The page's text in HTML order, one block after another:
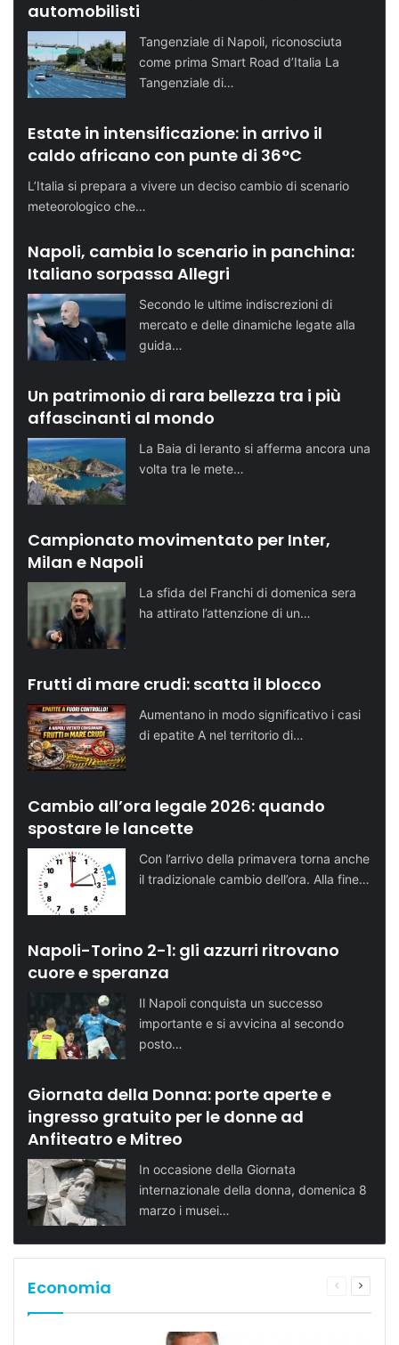
automobilisti
Tangenziale di Napoli, riconosciuta
come prima Smart Road d’Italia La
Tangenziale di…
Estate in intensificazione: in arrivo il
caldo africano con punte di 36°C
L’Italia si prepara a vivere un deciso cambio di scenario
meteorologico che…
Napoli, cambia lo scenario in panchina:
Italiano sorpassa Allegri
Secondo le ultime indiscrezioni di
mercato e delle dinamiche legate alla
guida…
Un patrimonio di rara bellezza tra i più
affascinanti al mondo
La Baia di Ieranto si afferma ancora una
volta tra le mete…
Campionato movimentato per Inter,
Milan e Napoli
La sfida del Franchi di domenica sera
ha attirato l’attenzione di un…
Frutti di mare crudi: scatta il blocco
Aumentano in modo significativo i casi
di epatite A nel territorio di…
Cambio all’ora legale 2026: quando
spostare le lancette
Con l’arrivo della primavera torna anche
il tradizionale cambio dell’ora. Alla fine…
Napoli-Torino 2-1: gli azzurri ritrovano
cuore e speranza
Il Napoli conquista un successo
importante e si avvicina al secondo
posto…
Giornata della Donna: porte aperte e
ingresso gratuito per le donne ad
Anfiteatro e Mitreo
In occasione della Giornata
internazionale della donna, domenica 8
marzo i musei…
Economia
Pagina